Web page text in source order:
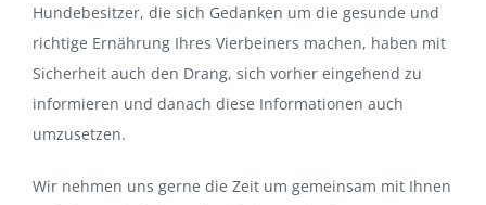
Hundebesitzer, die sich Gedanken um die gesunde und
richtige Ernährung Ihres Vierbeiners machen, haben mit
Sicherheit auch den Drang, sich vorher eingehend zu
informieren und danach diese Informationen auch
umzusetzen.
Wir nehmen uns gerne die Zeit um gemeinsam mit Ihnen